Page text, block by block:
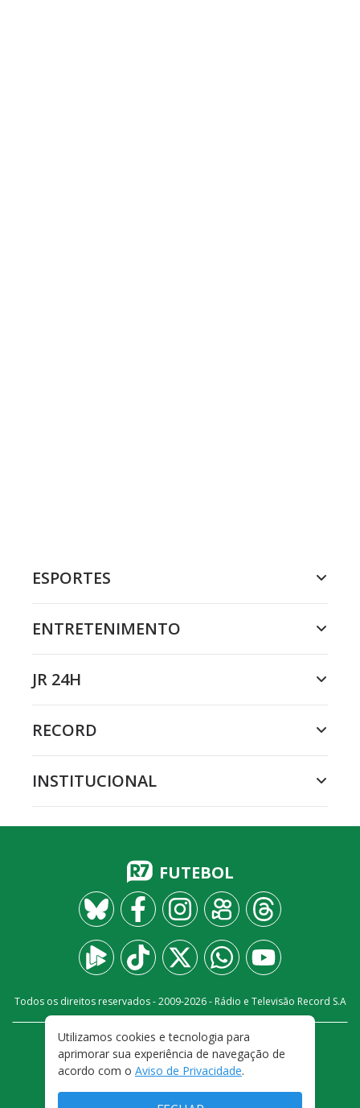
ESPORTES
ENTRETENIMENTO
JR 24H
RECORD
INSTITUCIONAL
FUTEBOL
Todos os direitos reservados - 2009-2026- Rádio e Televisão Record S.A
FALE CONOSCO
PRIVACIDADE
TERMOS E CONDIÇÕES DE USO
Utilizamos cookies e tecnologia para
aprimorar sua experiência de navegação de
acordo com o Aviso de Privacidade.